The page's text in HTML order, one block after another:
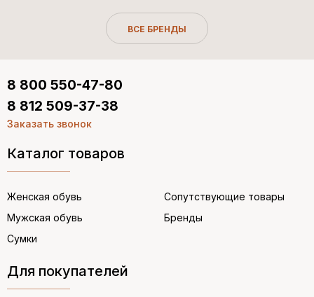
ВСЕ БРЕНДЫ
Каталог товаров
Женская обувь
Мужская обувь
Сумки
Сопутствующие товары
Бренды
Для покупателей
8 800 550-47-80
8 812 509-37-38
Заказать звонок